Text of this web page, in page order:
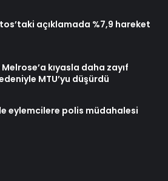
açıklamada %7,9 hareket
kıyasla daha zayıf
MTU’yu düşürdü
eylemcilere polis müdahalesi